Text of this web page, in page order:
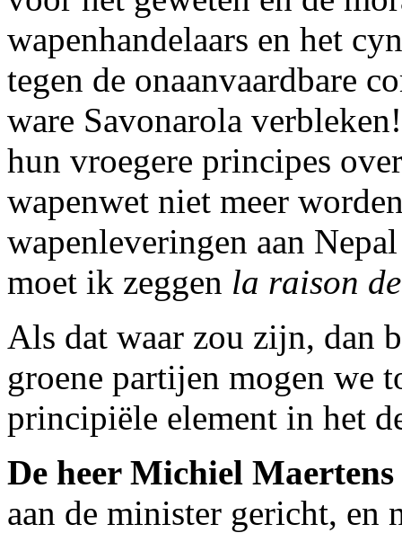
wapenhandelaars en het
tegen de onaanvaardbare
ware Savonarola
hun vroegere principes
wapenwet niet meer
wapenleveringen aan
moet ik zeggen la raison
Als dat waar zou zijn, dan
groene partijen mogen we
principiële element in het
De heer Michiel
aan de minister gericht, en